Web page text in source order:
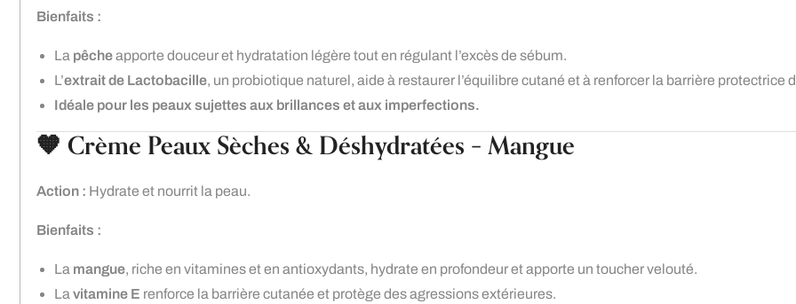
Bienfaits :
La pêcheapporte douceur et hydratation légère tout en régulant l’excès de sébum.
L’extrait de Lactobacille, un probiotique naturel, aide à restaurer l’équilibre cutané et à renforcer la barrière protectrice
Idéale pour les peaux sujettes aux brillances et aux imperfections.
🧡 Crème Peaux Sèches & Déshydratées – Mangue
Action : Hydrate et nourrit la peau.
Bienfaits :
La mangue, riche en vitamines et en antioxydants, hydrate en profondeur et apporte un toucher velouté.
La vitamine E renforce la barrière cutanée et protège des agressions extérieures.